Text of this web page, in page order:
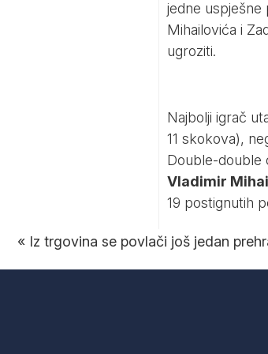
jedne uspješne
Mihailovića i
ugroziti.
Najbolji igrač
11 skokova),
Double-double
Vladimir
19 postignutih
« Iz trgovina se povlači još jedan